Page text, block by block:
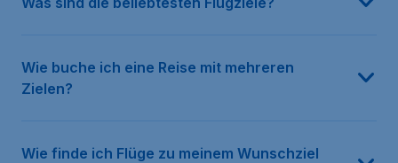
Wie buche ich eine Reise mit mehreren
Zielen?
Wie finde ich Flüge zu meinem Wunschziel